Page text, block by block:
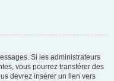
Si les administrateurs
vous pourrez transférer des
devrez insérer un lien vers